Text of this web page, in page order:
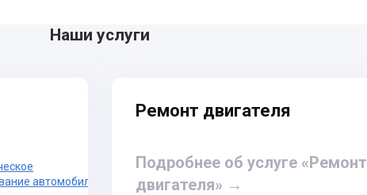
Наши услуги
Ремонт двигателя
Подробнее об услуге «Ремонт
двигателя» →